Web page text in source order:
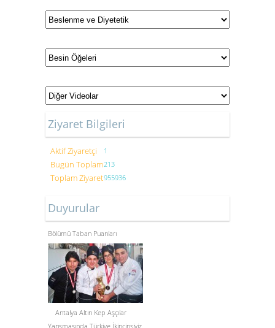
Ziyaret Bilgileri
Aktif Ziyaretçi 1
Bugün Toplam213
Toplam Ziyaret955936
Duyurular
Bölümü Taban Puanları
Antalya Altın Kep Aşçılar
Yarışmasında Türkiye İkincinsiyiz.